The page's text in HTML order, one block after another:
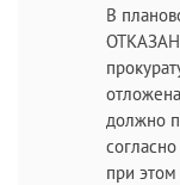
В
должно
при